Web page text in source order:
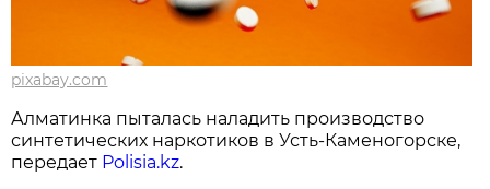
pixabay.com
Алматинка пыталась наладить производство
синтетических наркотиков в Усть-Каменогорске,
передает Polisia.kz.